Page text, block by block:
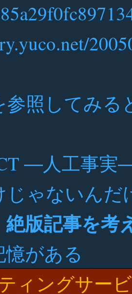
参照してみる
―人工事実
じゃないんだ
絶版記事を考
がある
ィングサー